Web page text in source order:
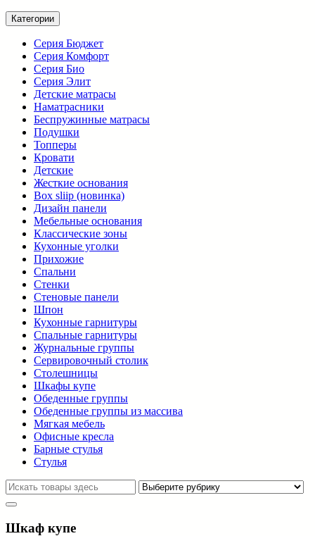
Категории
Серия Бюджет
Серия Комфорт
Серия Био
Серия Элит
Детские матрасы
Наматрасники
Беспружинные матрасы
Подушки
Топперы
Кровати
Детские
Жесткие основания
Box sliip (новинка)
Дизайн панели
Мебельные основания
Классические зоны
Кухонные уголки
Прихожие
Спальни
Стенки
Стеновые панели
Шпон
Кухонные гарнитуры
Спальные гарнитуры
Журнальные группы
Сервировочный столик
Столешницы
Шкафы купе
Обеденные группы
Обеденные группы из массива
Мягкая мебель
Офисные кресла
Барные стулья
Стулья
Шкаф купе